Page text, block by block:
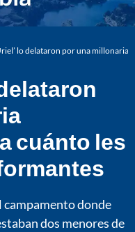
lo delataron por una millonaria
cuánto les
campamento donde
dos menores de